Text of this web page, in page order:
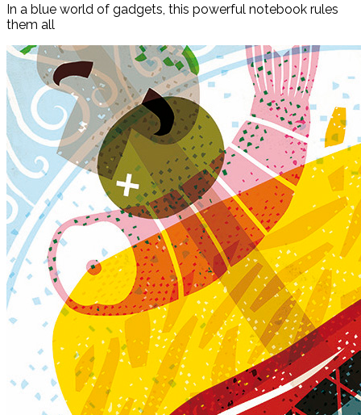
In a blue world of gadgets, this powerful notebook rules
them all